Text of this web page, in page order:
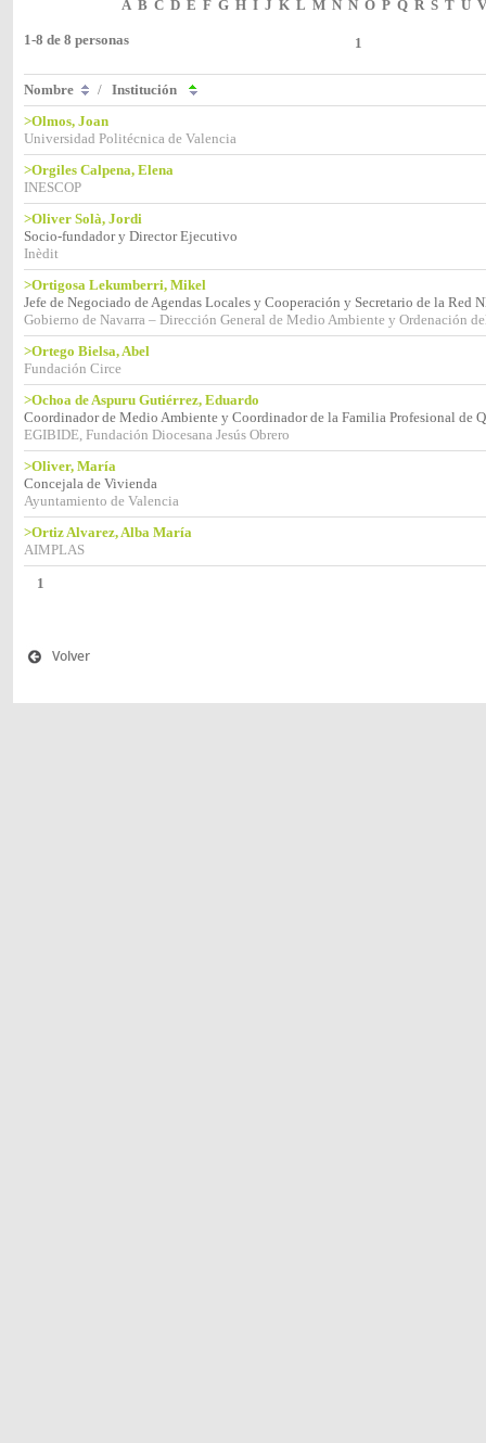
A B C D E F G H I J K L M N Ñ O P Q R S T U V
1-8 de 8 personas 1
Nombre / Institución
>Olmos, Joan
Universidad Politécnica de Valencia
>Orgiles Calpena, Elena
INESCOP
>Oliver Solà, Jordi
Socio-fundador y Director Ejecutivo
Inèdit
>Ortigosa Lekumberri, Mikel
Jefe de Negociado de Agendas Locales y Cooperación y Secretario de la Red
Gobierno de Navarra – Dirección General de Medio Ambiente y Ordenación
>Ortego Bielsa, Abel
Fundación Circe
>Ochoa de Aspuru Gutiérrez, Eduardo
Coordinador de Medio Ambiente y Coordinador de la Familia Profesional de
EGIBIDE, Fundación Diocesana Jesús Obrero
>Oliver, María
Concejala de Vivienda
Ayuntamiento de Valencia
>Ortiz Alvarez, Alba María
AIMPLAS
1
Volver